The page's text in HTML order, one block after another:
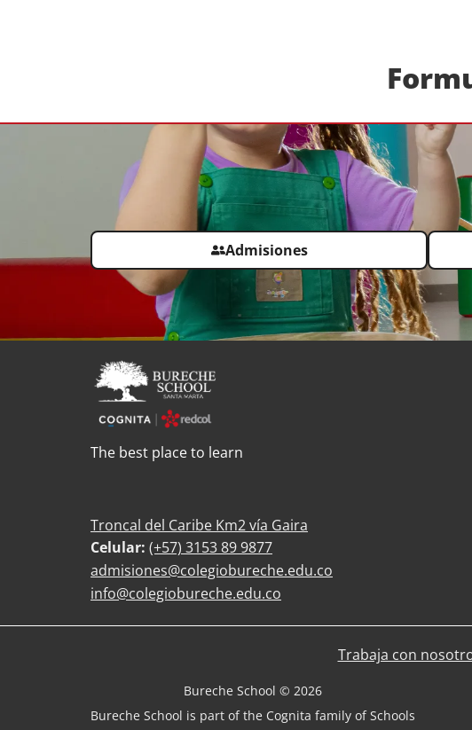
Admisiones
The best place to learn
Troncal del Caribe Km2 vía Gaira
Celular: (+57) 3153 89 9877
admisiones@colegiobureche.edu.co
info@colegiobureche.edu.co
Trabaja con
Bureche School © 2026
Bureche School is part of the Cognita family of Schools